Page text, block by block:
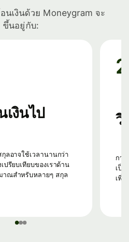
นเงินด้วย Moneygram จะ
ขึ้นอยู่กับ:
งินไป
ปรียบเทียบของเราด้าน
าณสำหรับหลายๆ สกุล
2
วิ
การใช้บัตรเดบิตหรือเครดิตเพื่อโอนเงินมักจะ
เป็
เพิ่ม